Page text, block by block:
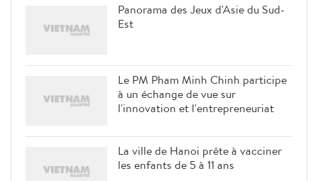
Panorama des Jeux d'Asie du Sud-
Est
Le PM Pham Minh Chinh participe
à un échange de vue sur
l'innovation et l'entrepreneuriat
La ville de Hanoi prête à vacciner
les enfants de 5 à 11 ans